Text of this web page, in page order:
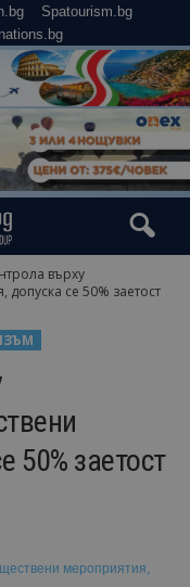
Spatourism.bg
върху
се 50% заетост
50% заетост